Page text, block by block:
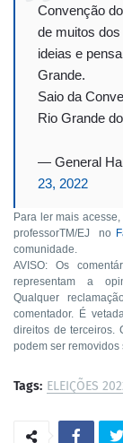
Convenção
de muitos
ideias e
Grande.
Saio da
Rio Grande
— General
23, 2022
Para ler mais
professorTM/EJ no
comunidade.
AVISO: Os
representam a
Qualquer
comentador. É
direitos de terceiros.
podem ser removidos
Tags: ELEIÇÕES